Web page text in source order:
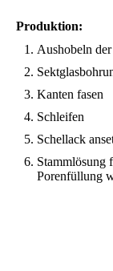
Produktion:
Aushobeln
Kanten fasen
Schleifen
Schellack
Stammlösung
Porenfüllung